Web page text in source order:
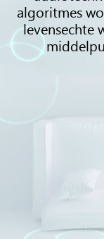
algoritmes
levensechte